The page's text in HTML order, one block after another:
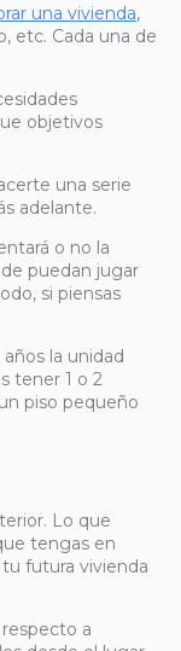
una vivienda,
etc. Cada una de
objetivos
una serie
adelante.
o no la
puedan jugar
si piensas
la unidad
tener 1 o 2
piso pequeño
Lo que
tengas en
futura vivienda
a